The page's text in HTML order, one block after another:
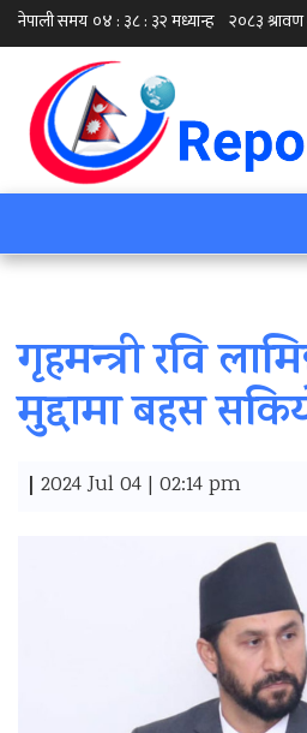
गृहमन्त्री रवि
मुद्दामा बहस
| 2024 Jul 04 | 02:14 pm